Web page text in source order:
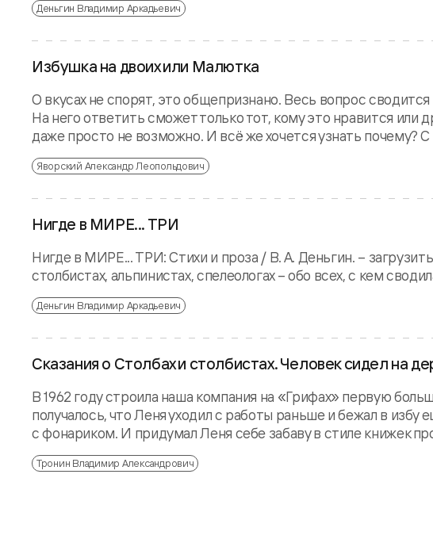
Деньгин Владимир Аркадьевич
Избушка на двоих или Малютка
О вкусах не спорят, это общепризнано. Весь вопрос
На него ответить сможет только тот, кому это нравится или
даже просто не возможно. И всё же хочется узнать почему?
Яворский Александр Леопольдович
Нигде в МИРЕ... ТРИ
Нигде в МИРЕ... ТРИ: Стихи и проза / В. А. Деньгин. –
столбистах, альпинистах, спелеологах – обо всех, с кем
Деньгин Владимир Аркадьевич
Сказания о Столбах и столбистах. Человек сидел на
В 1962 году строила наша компания на «Грифах» первую
получалось, что Леня уходил с работы раньше и бежал в
с фонариком. И придумал Леня себе забаву в стиле книжек
Тронин Владимир Александрович